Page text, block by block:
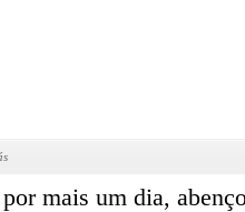
mais um dia,